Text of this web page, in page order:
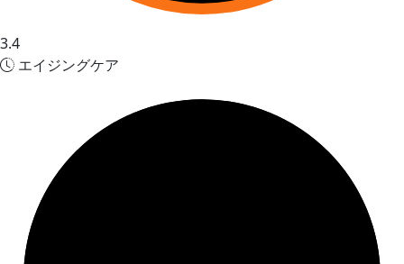
3.4
エイジングケア